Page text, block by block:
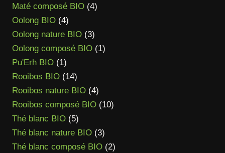
produit
Maté composé BIO 44
Oolong BIO 44
produits
Oolong nature BIO 33
produits
Oolong composé BIO 11
Pu'Erh BIO 11
produit
Rooibos BIO 1414
produits
Rooibos nature BIO 44
produits
Rooibos composé BIO 1010
Thé blanc BIO 55
produits
Thé blanc nature BIO 33
produits
Thé blanc composé BIO 22